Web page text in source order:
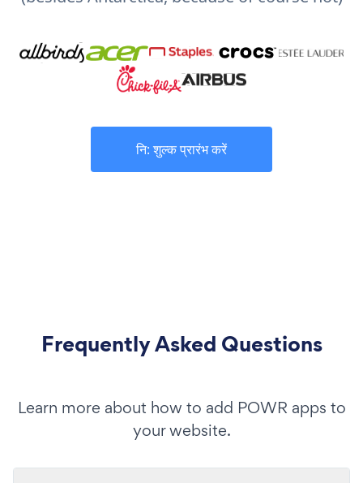
नि: शुल्क प्रारंभ करें
Frequently Asked Questions
Learn more about how to add POWR apps to
your website.